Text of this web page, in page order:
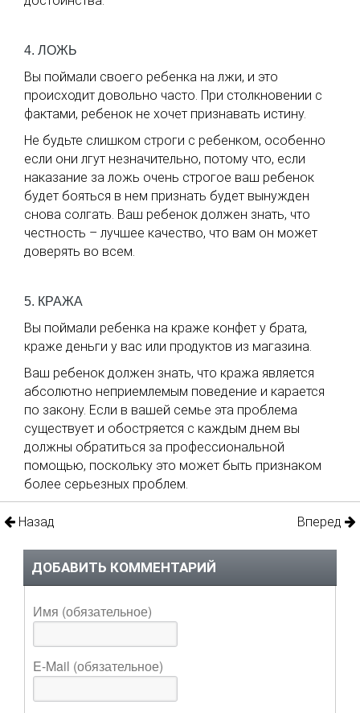
4. ЛОЖЬ
Вы поймали своего ребенка на лжи, и это
происходит довольно часто. При столкновении с
фактами, ребенок не хочет признавать истину.
Не будьте слишком строги с ребенком, особенно
если они лгут незначительно, потому что, если
наказание за ложь очень строгое ваш ребенок
будет бояться в нем признать будет вынужден
снова солгать. Ваш ребенок должен знать, что
честность – лучшее качество, что вам он может
доверять во всем.
5. КРАЖА
Вы поймали ребенка на краже конфет у брата,
краже деньги у вас или продуктов из магазина.
Ваш ребенок должен знать, что кража является
абсолютно неприемлемым поведение и карается
по закону. Если в вашей семье эта проблема
существует и обостряется с каждым днем вы
должны обратиться за профессиональной
помощью, поскольку это может быть признаком
более серьезных проблем.
Назад Вперед
ДОБАВИТЬ КОММЕНТАРИЙ
Имя (обязательное)
E-Mail (обязательное)